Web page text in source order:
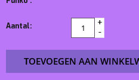
Aantal:
+
-
TOEVOEGEN AAN